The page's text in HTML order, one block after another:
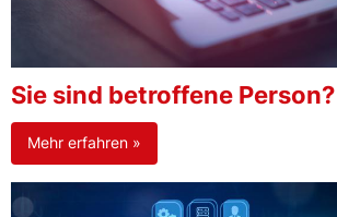
Sie sind betroffene Person?
Mehr erfahren »